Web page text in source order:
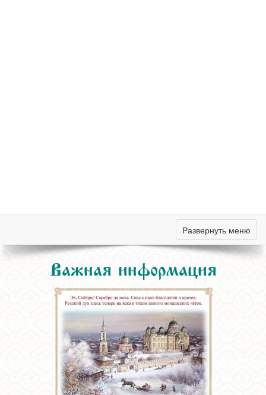
Развернуть меню
Важная информация